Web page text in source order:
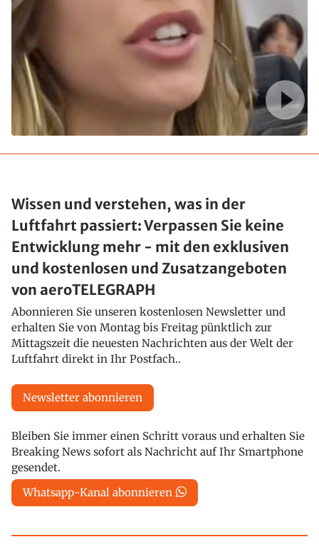
Wissen und verstehen, was in der
Luftfahrt passiert: Verpassen Sie keine
Entwicklung mehr - mit den exklusiven
und kostenlosen und Zusatzangeboten
von aeroTELEGRAPH
Abonnieren Sie unseren kostenlosen Newsletter und
erhalten Sie von Montag bis Freitag pünktlich zur
Mittagszeit die neuesten Nachrichten aus der Welt der
Luftfahrt direkt in Ihr Postfach..
Newsletter abonnieren
Bleiben Sie immer einen Schritt voraus und erhalten Sie
Breaking News sofort als Nachricht auf Ihr Smartphone
gesendet.
Whatsapp-Kanal abonnieren